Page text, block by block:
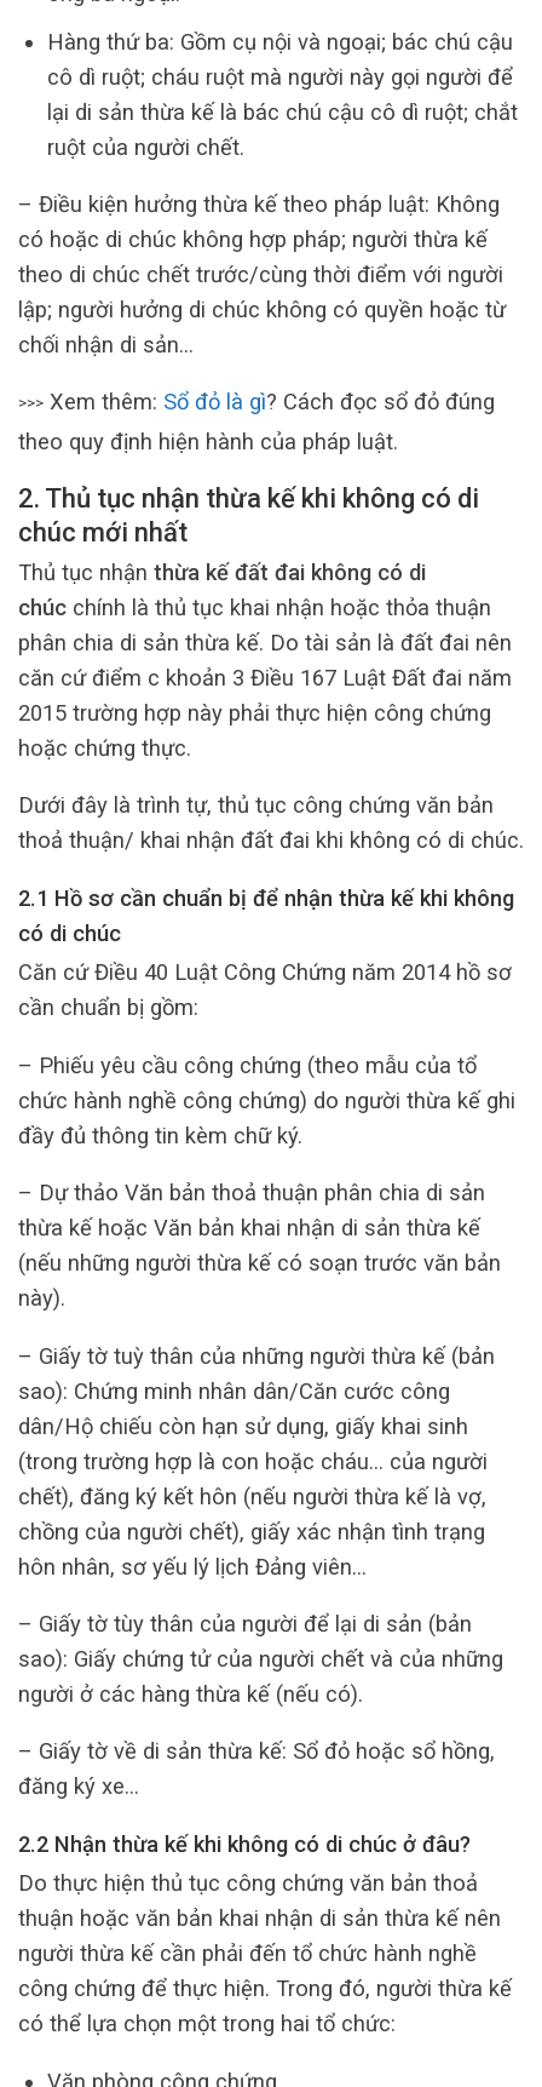
Hàng thứ ba: Gồm cụ nội và ngoại; bác chú cậu
cô dì ruột; cháu ruột mà người này gọi người để
lại di sản thừa kế là bác chú cậu cô dì ruột; chắt
ruột của người chết.
– Điều kiện hưởng thừa kế theo pháp luật: Không
có hoặc di chúc không hợp pháp; người thừa kế
theo di chúc chết trước/cùng thời điểm với người
lập; người hưởng di chúc không có quyền hoặc từ
chối nhận di sản…
>>> Xem thêm: Sổ đỏ là gì? Cách đọc sổ đỏ đúng
theo quy định hiện hành của pháp luật.
2. Thủ tục nhận thừa kế khi không có di
chúc mới nhất
Thủ tục nhận thừa kế đất đai không có di
chúc chính là thủ tục khai nhận hoặc thỏa thuận
phân chia di sản thừa kế. Do tài sản là đất đai nên
căn cứ điểm c khoản 3 Điều 167 Luật Đất đai năm
2015 trường hợp này phải thực hiện công chứng
hoặc chứng thực.
Dưới đây là trình tự, thủ tục công chứng văn bản
thoả thuận/ khai nhận đất đai khi không có di chúc.
2.1 Hồ sơ cần chuẩn bị để nhận thừa kế khi không
có di chúc
Căn cứ Điều 40 Luật Công Chứng năm 2014 hồ sơ
cần chuẩn bị gồm:
– Phiếu yêu cầu công chứng (theo mẫu của tổ
chức hành nghề công chứng) do người thừa kế ghi
đầy đủ thông tin kèm chữ ký.
– Dự thảo Văn bản thoả thuận phân chia di sản
thừa kế hoặc Văn bản khai nhận di sản thừa kế
(nếu những người thừa kế có soạn trước văn bản
này).
– Giấy tờ tuỳ thân của những người thừa kế (bản
sao): Chứng minh nhân dân/Căn cước công
dân/Hộ chiếu còn hạn sử dụng, giấy khai sinh
(trong trường hợp là con hoặc cháu… của người
chết), đăng ký kết hôn (nếu người thừa kế là vợ,
chồng của người chết), giấy xác nhận tình trạng
hôn nhân, sơ yếu lý lịch Đảng viên…
– Giấy tờ tùy thân của người để lại di sản (bản
sao): Giấy chứng tử của người chết và của những
người ở các hàng thừa kế (nếu có).
– Giấy tờ về di sản thừa kế: Sổ đỏ hoặc sổ hồng,
đăng ký xe…
2.2 Nhận thừa kế khi không có di chúc ở đâu?
Do thực hiện thủ tục công chứng văn bản thoả
thuận hoặc văn bản khai nhận di sản thừa kế nên
người thừa kế cần phải đến tổ chức hành nghề
công chứng để thực hiện. Trong đó, người thừa kế
có thể lựa chọn một trong hai tổ chức:
Văn phòng công chứng.